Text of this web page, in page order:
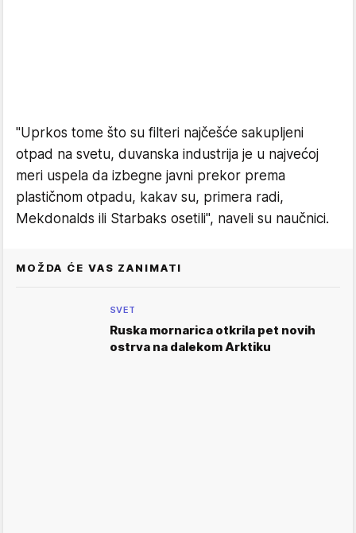
"Uprkos tome što su filteri najčešće sakupljeni
otpad na svetu, duvanska industrija je u najvećoj
meri uspela da izbegne javni prekor prema
plastičnom otpadu, kakav su, primera radi,
Mekdonalds ili Starbaks osetili", naveli su naučnici.
MOŽDA ĆE VAS ZANIMATI
SVET
Ruska mornarica otkrila pet novih
ostrva na dalekom Arktiku